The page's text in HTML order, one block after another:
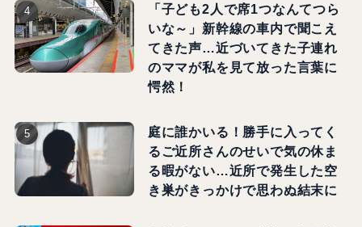
「子ども2人で席1つなんてつら
いな～」新幹線の車内で聞こえ
てきた声…近づいてきた子連れ
のママが私を見て放った言葉に
愕然！
庭に誰かいる！勝手に入ってく
るご近所さんのせいで気の休ま
る暇がない…近所で発生した空
き巣がきっかけで思わぬ結末に